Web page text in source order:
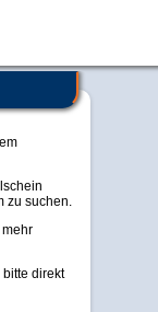
zu suchen.
direkt